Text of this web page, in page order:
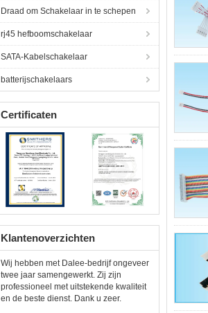
Draad om Schakelaar in te schepen
rj45 hefboomschakelaar
SATA-Kabelschakelaar
batterijschakelaars
Certificaten
Klantenoverzichten
Wij hebben met Dalee-bedrijf ongeveer
twee jaar samengewerkt. Zij zijn
professioneel met uitstekende kwaliteit
en de beste dienst. Dank u zeer.